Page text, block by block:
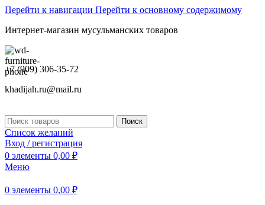
Перейти к навигации Перейти к основному содержимому
Интернет-магазин мусульманских товаров
+7 (909) 306-35-72
khadijah.ru@mail.ru
Поиск
Список желаний
Вход / регистрация
0 элементы 0,00 ₽
Меню
0 элементы 0,00 ₽